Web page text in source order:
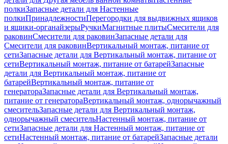
полкиЗапасные детали для Настенные
полкиПринадлежностиПерегородки для выдвижных ящиков
и ящики-органайзерыРучкиМагнитные плитыСмесители для
раковинСмесители для раковинЗапасные детали для
Смесители для раковинВертикальный монтаж, питание от
сетиЗапасные детали для Вертикальный монтаж, питание от
сетиВертикальный монтаж, питание от батарейЗапасные
детали для Вертикальный монтаж, питание от
батарейВертикальный монтаж, питание от
генератораЗапасные детали для Вертикальный монтаж,
питание от генератораВертикальный монтаж, однорычажный
смесительЗапасные детали для Вертикальный монтаж,
однорычажный смесительНастенный монтаж, питание от
сетиЗапасные детали для Настенный монтаж, питание от
сетиНастенный монтаж, питание от батарейЗапасные детали